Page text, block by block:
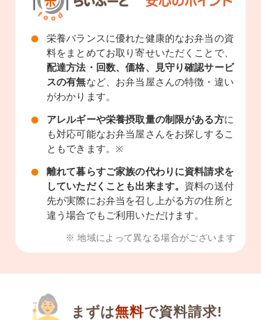
栄養バランスに優れた健康的なお弁当の資
料をまとめてお取り寄せいただくことで、
配達方法・回数、価格、見守り確認サービ
スの有無など、お弁当屋さんの特徴・違い
がわかります。
アレルギーや栄養摂取量の制限がある方に
も対応可能なお弁当屋さんをお探しするこ
ともできます。※
離れて暮らすご家族の代わりに資料請求を
していただくことも出来ます。 資料の送付
先が実際にお弁当を召し上がる方の住所と
違う場合でもご利用いただけます。
※ 地域によって異なる場合がございます
まずは無料で資料請求!